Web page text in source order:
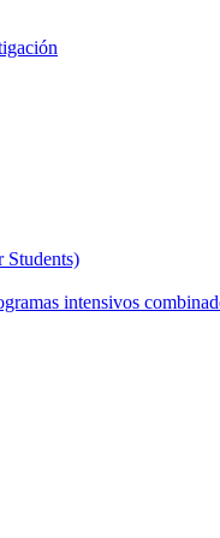
Students)
intensivos